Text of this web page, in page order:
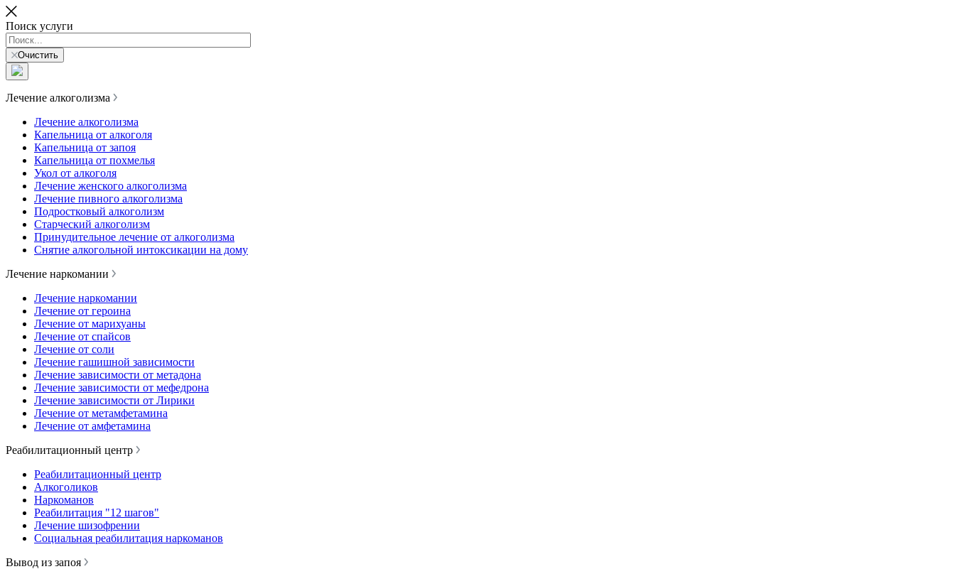
Поиск услуги
Очистить
Лечение алкоголизма
Лечение алкоголизма
Капельница от алкоголя
Капельница от запоя
Капельница от похмелья
Укол от алкоголя
Лечение женского алкоголизма
Лечение пивного алкоголизма
Подростковый алкоголизм
Старческий алкоголизм
Принудительное лечение от алкоголизма
Снятие алкогольной интоксикации на дому
Лечение наркомании
Лечение наркомании
Лечение от героина
Лечение от марихуаны
Лечение от спайсов
Лечение от соли
Лечение гашишной зависимости
Лечение зависимости от метадона
Лечение зависимости от мефедрона
Лечение зависимости от Лирики
Лечение от метамфетамина
Лечение от амфетамина
Реабилитационный центр
Реабилитационный центр
Алкоголиков
Наркоманов
Реабилитация "12 шагов"
Лечение шизофрении
Социальная реабилитация наркоманов
Вывод из запоя